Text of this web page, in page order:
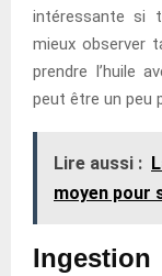
intéressante si
mieux observer
prendre l’huile
peut être un peu
Lire aussi :
moyen pour
Ingestion